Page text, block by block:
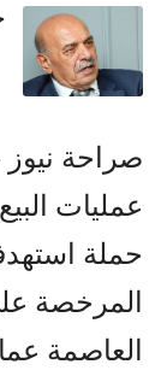
صراحة
عمليات
حملة
المرخصة
العاصمة